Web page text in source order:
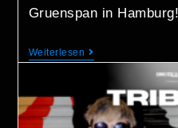
Gruenspan in Hamburg!
Weiterlesen